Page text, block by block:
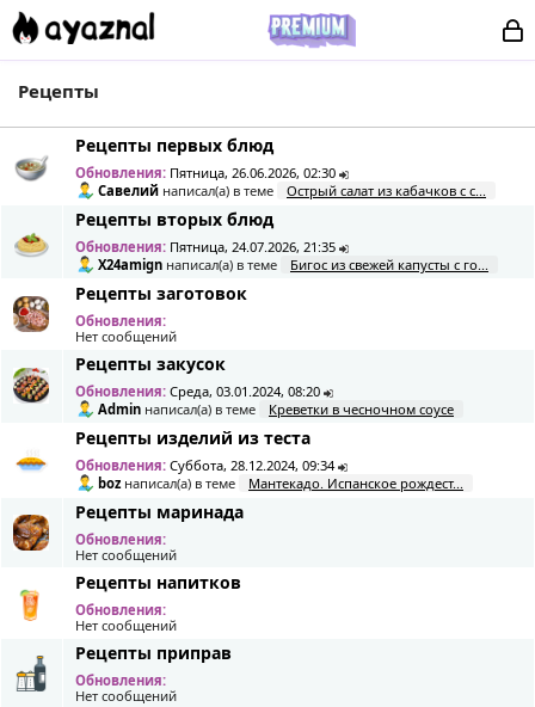
Рецепты
Рецепты первых блюд
Обновления: Пятница, 26.06.2026, 02:30
Савелий написал(а) в теме Острый салат из кабачков с с...
Рецепты вторых блюд
Обновления: Пятница, 24.07.2026, 21:35
X24amign написал(а) в теме Бигос из свежей капусты с го...
Рецепты заготовок
Обновления:
Нет сообщений
Рецепты закусок
Обновления: Среда, 03.01.2024, 08:20
Admin написал(а) в теме Креветки в чесночном соусе
Рецепты изделий из теста
Обновления: Суббота, 28.12.2024, 09:34
boz написал(а) в теме Мантекадо. Испанское рождест...
Рецепты маринада
Обновления:
Нет сообщений
Рецепты напитков
Обновления:
Нет сообщений
Рецепты приправ
Обновления:
Нет сообщений